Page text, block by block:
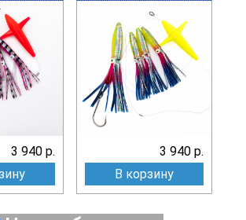
3 940 р.
3 940 р.
В корзину